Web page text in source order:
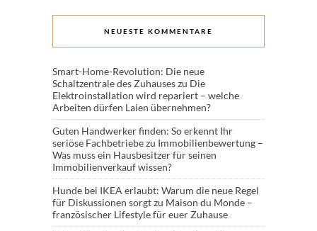
NEUESTE KOMMENTARE
Smart-Home-Revolution: Die neue
Schaltzentrale des Zuhauseszu Die
Elektroinstallation wird repariert – welche
Arbeiten dürfen Laien übernehmen?
Guten Handwerker finden: So erkennt Ihr
seriöse Fachbetriebezu Immobilienbewertung –
Was muss ein Hausbesitzer für seinen
Immobilienverkauf wissen?
Hunde bei IKEA erlaubt: Warum die neue Regel
für Diskussionen sorgtzu Maison du Monde –
französischer Lifestyle für euer Zuhause